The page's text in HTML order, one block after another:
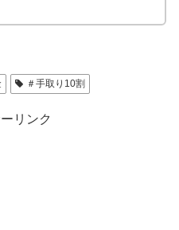
＃手取り10割
リンク